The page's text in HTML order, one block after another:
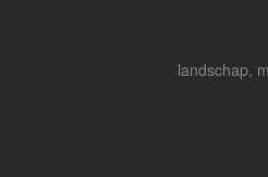
landschap,